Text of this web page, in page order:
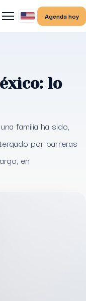
Agenda hoy
lo
familia ha sido,
por barreras
en